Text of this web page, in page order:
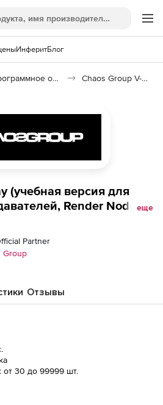
ИнферитБлог
Программное обеспечение для 3D графики Chaos Group V-Ray Render Node
(учебная версия для
Render Node на
еще
Partner
Group
Отзывы
от 30 до 99999 шт.